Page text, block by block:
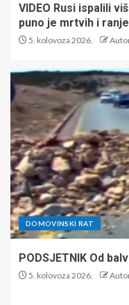
VIDEO Rusi ispalili
puno je mrtvih i
5. kolovoza 2026.
DOMOVINSKI RAT
PODSJETNIK Od
5. kolovoza 2026.